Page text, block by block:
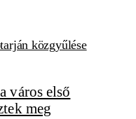
közgyűlése